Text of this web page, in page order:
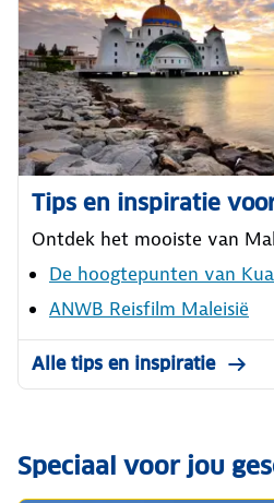
Tips en inspiratie
Ontdek het mooiste van
De hoogtepunten van
ANWB Reisfilm Maleisië
Alle tips en inspiratie
Speciaal voor jou